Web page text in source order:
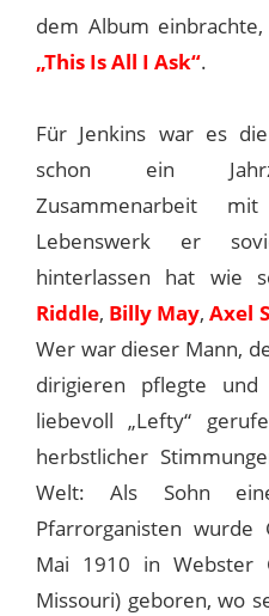
dem Album einbrachte,
„This Is All I Ask“.
Für Jenkins war es
schon ein
Zusammenarbeit
Lebenswerk er
hinterlassen hat wie
Riddle, Billy May,Axel
Wer war dieser Mann,
dirigieren pflegte und
liebevoll „Lefty“
herbstlicher
Welt: Als Sohn
Pfarrorganisten wurde
Mai 1910 in Webster
Missouri) geboren, wo